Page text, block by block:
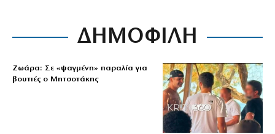
ΔΗΜΟΦΙΛΗ
Ζωάρα: Σε «ψαγμένη» παραλία για
βουτιές ο Μητσοτάκης